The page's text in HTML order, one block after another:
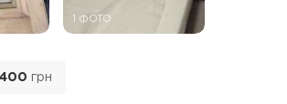
1 ФОТО
400 грн